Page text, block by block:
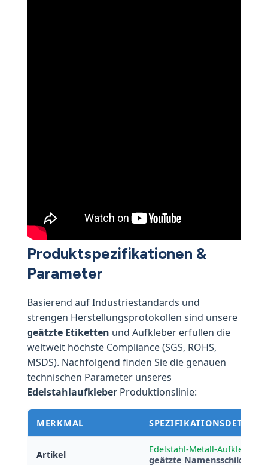
Produktspezifikationen &
Parameter
Basierend auf Industriestandards und
strengen Herstellungsprotokollen sind unsere
geätzte Etiketten und Aufkleber erfüllen die
weltweit höchste Compliance (SGS, ROHS,
MSDS). Nachfolgend finden Sie die genauen
technischen Parameter unseres
Edelstahlaufkleber Produktionslinie:
MERKMAL SPEZIFIKATIONSDETAILS
Artikel Edelstahl-Metall-Aufkleber
geätzte Namensschilder